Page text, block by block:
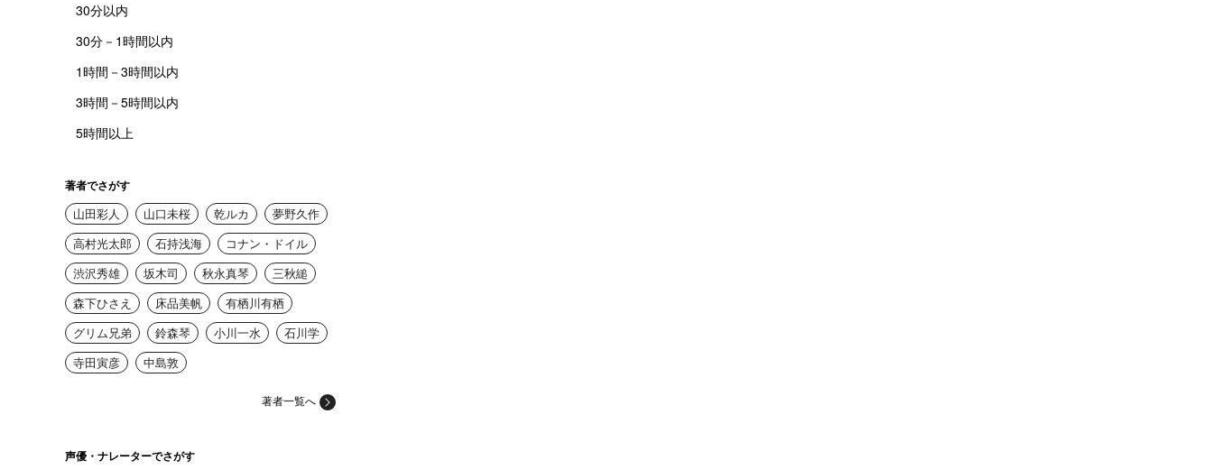
30分以内
30分－1時間以内
1時間－3時間以内
3時間－5時間以内
5時間以上
著者でさがす
山田彩人 山口未桜 乾ルカ
夢野久作
高村光太郎
石持浅海
コナン・ドイル
渋沢秀雄
坂木司 秋永真琴
三秋縋
森下ひさえ
床品美帆
有栖川有栖
グリム兄弟
鈴森琴 小川一水
石川学
寺田寅彦
中島敦
著者一覧へ
声優・ナレーターでさがす